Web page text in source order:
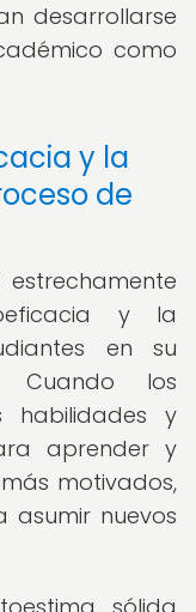
desarrollarse
como
y la
de
y la
en su
Cuando los
habilidades y
aprender y
motivados,
asumir nuevos